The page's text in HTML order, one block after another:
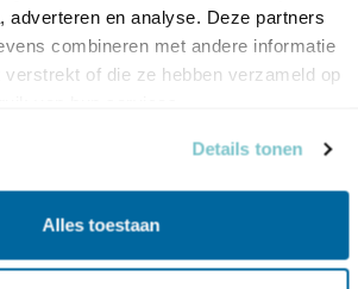
adverteren en analyse. Deze partners
combineren met andere informatie
verstrekt of die ze hebben verzameld op
Details tonen
Alles toestaan
blijven?